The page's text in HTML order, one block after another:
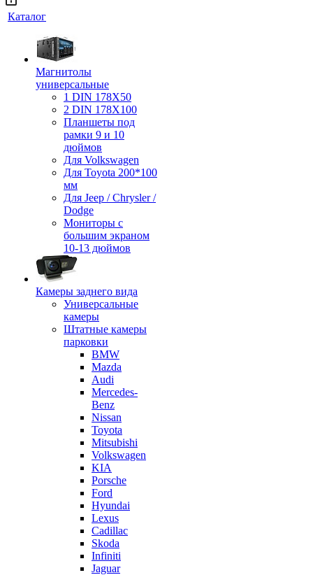
Каталог
Магнитолы
универсальные
1 DIN 178X50
2 DIN 178X100
Планшеты под
рамки 9 и 10
дюймов
Для Volkswagen
Для Toyota 200*100
мм
Для Jeep / Chrysler /
Dodge
Мониторы с
большим экраном
10-13 дюймов
Камеры заднего вида
Универсальные
камеры
Штатные камеры
парковки
BMW
Mazda
Audi
Mercedes-
Benz
Nissan
Toyota
Mitsubishi
Volkswagen
KIA
Porsche
Ford
Hyundai
Lexus
Cadillac
Skoda
Infiniti
Jaguar